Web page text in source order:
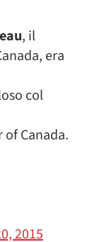
, il
era
col
Canada.
2015